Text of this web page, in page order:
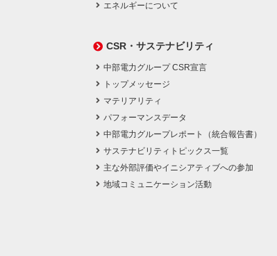
エネルギーについて
CSR・サステナビリティ
中部電力グループ CSR宣言
トップメッセージ
マテリアリティ
パフォーマンスデータ
中部電力グループレポート（統合報告書）
サステナビリティトピックス一覧
主な外部評価やイニシアティブへの参加
地域コミュニケーション活動